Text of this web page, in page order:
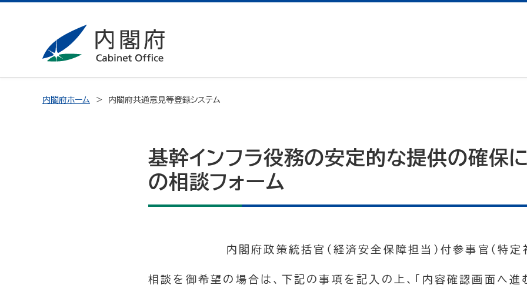
内閣府ホーム 内閣府共通意見等登録システム
基幹インフラ役務の安定的な提供の確保
の相談フォーム
内閣府政策統括官（経済安全保障担当）付参事官（特
相談を御希望の場合は、下記の事項を記入の上、「内容確認画面へ進